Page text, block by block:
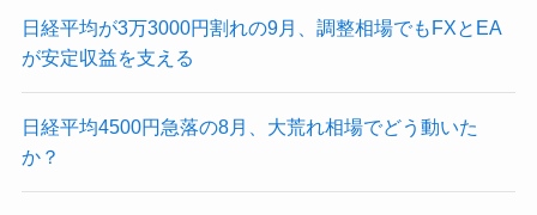
日経平均が3万3000円割れの9月、調整相場でもFXとEA
が安定収益を支える
日経平均4500円急落の8月、大荒れ相場でどう動いた
か？